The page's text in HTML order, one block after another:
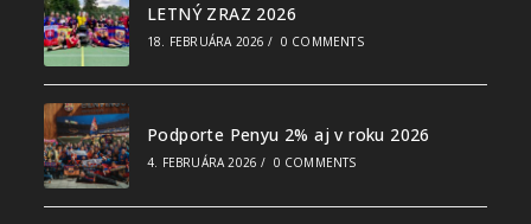
LETNÝ ZRAZ 2026
18. FEBRUÁRA 2026 / 0 COMMENTS
Podporte Penyu 2% aj v roku 2026
4. FEBRUÁRA 2026 / 0 COMMENTS